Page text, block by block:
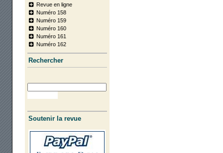
Revue en ligne
Numéro 158
Numéro 159
Numéro 160
Numéro 161
Numéro 162
Recher­cher
Soutenir la revue